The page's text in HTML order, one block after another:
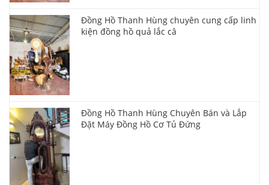
Đồng Hồ Thanh Hùng chuyên cung cấp linh
kiện đồng hồ quả lắc câ
Đồng Hồ Thanh Hùng Chuyên Bán và Lắp
Đặt Máy Đồng Hồ Cơ Tủ Đứng